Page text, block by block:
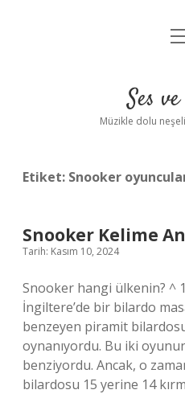
Yasal
Ses
Müzikle dolu
Etiket: Snooker
Snooker Kelime
Tarih: Kasım 10, 2024
Snooker hangi ülkenin? ^
İngiltere’de bir bilardo
benzeyen piramit
oynanıyordu. Bu iki
benziyordu. Ancak, o
bilardosu 15 yerine 14